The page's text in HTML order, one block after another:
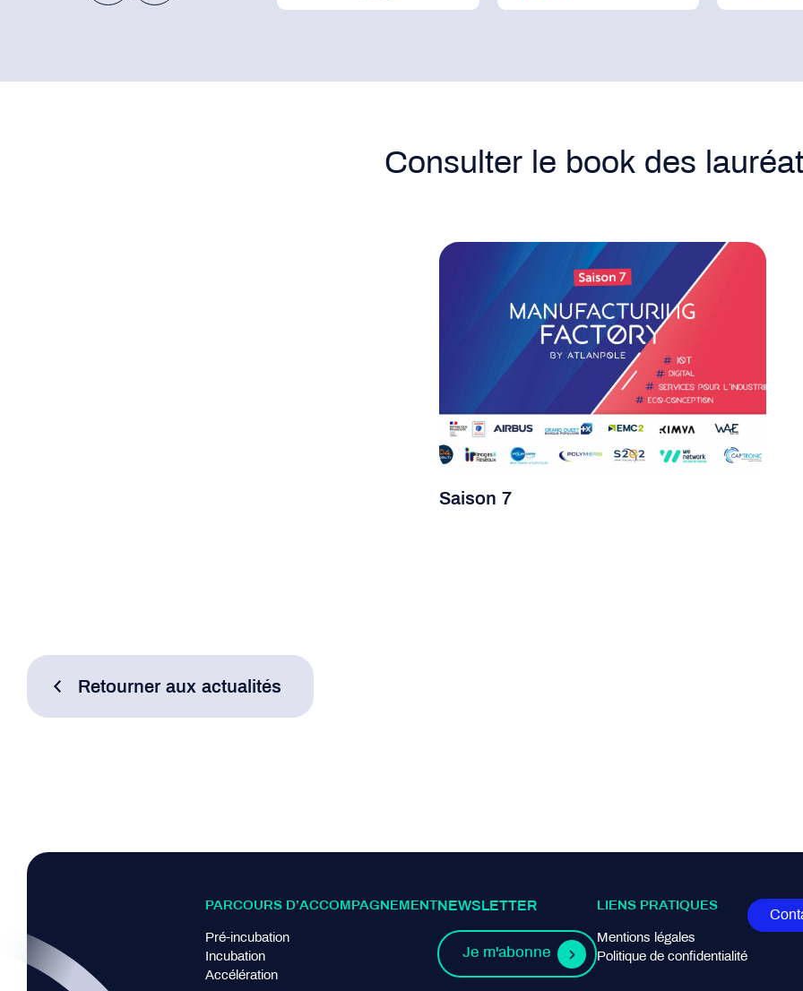
Consulter le book des
Saison 7
Retourner aux actualités
PARCOURS D’ACCOMPAGNEMENT
Pré-incubation
Incubation
Accélération
NEWSLETTER
Je m'abonne
LIENS PRATIQUES
Mentions légales
Politique de confidentialité